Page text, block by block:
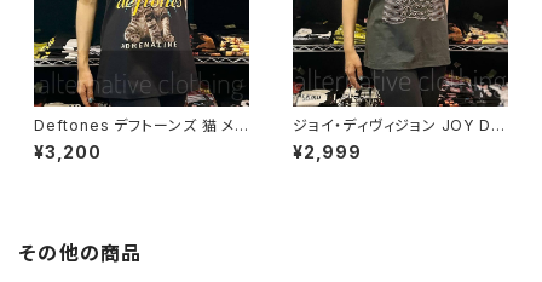
Deftones デフトーンズ 猫 メン
ズ レディース ロックＴシャツ バ
ンドＴシャツ ブラック 半袖 Roc
¥3,200
ジョイ・ディヴィジョン JOY DIV
ISION アンノウン・プレジャーズ
Unknown Pleasures ロック
¥2,999
その他の商品